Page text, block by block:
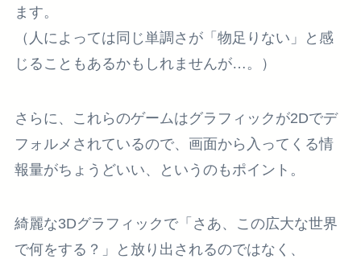
ます。
（人によっては同じ単調さが「物足りない」と感
じることもあるかもしれませんが…。）
さらに、これらのゲームはグラフィックが2Dでデ
フォルメされているので、画面から入ってくる情
報量がちょうどいい、というのもポイント。
綺麗な3Dグラフィックで「さあ、この広大な世界
で何をする？」と放り出されるのではなく、